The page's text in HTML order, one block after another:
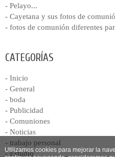
- Pelayo...
- Cayetana y sus fotos de
- fotos de comunión diferentes
CATEGORÍAS
- Inicio
- General
- boda
- Publicidad
- Comuniones
- Noticias
- trabajo personal
- Estudio
Utilizamos cookies para mejorar la